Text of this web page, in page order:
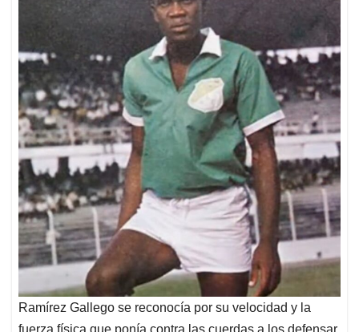
Ramírez Gallego se reconocía por su velocidad y la
fuerza física que ponía contra las cuerdas a los defensar